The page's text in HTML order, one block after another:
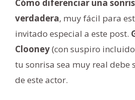
Cómo diferenciar una
verdadera, muy fácil para
invitado especial a este post.
Clooney(con suspiro
tu sonrisa sea muy real debe
de este actor.